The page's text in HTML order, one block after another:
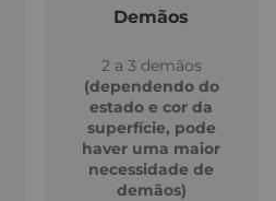
Demãos
2 a 3 demãos
(dependendo do
estado e cor da
superfície, pode
haver uma maior
necessidade de
demãos)